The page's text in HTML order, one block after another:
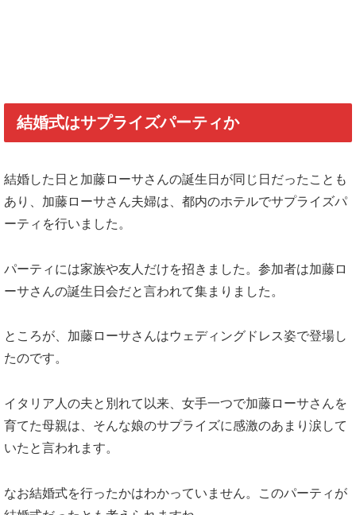
結婚式はサプライズパーティか
結婚した日と加藤ローサさんの誕生日が同じ日だったことも
あり、加藤ローサさん夫婦は、都内のホテルでサプライズパ
ーティを行いました。
パーティには家族や友人だけを招きました。参加者は加藤ロ
ーサさんの誕生日会だと言われて集まりました。
ところが、加藤ローサさんはウェディングドレス姿で登場し
たのです。
イタリア人の夫と別れて以来、女手一つで加藤ローサさんを
育てた母親は、そんな娘のサプライズに感激のあまり涙して
いたと言われます。
なお結婚式を行ったかはわかっていません。このパーティが